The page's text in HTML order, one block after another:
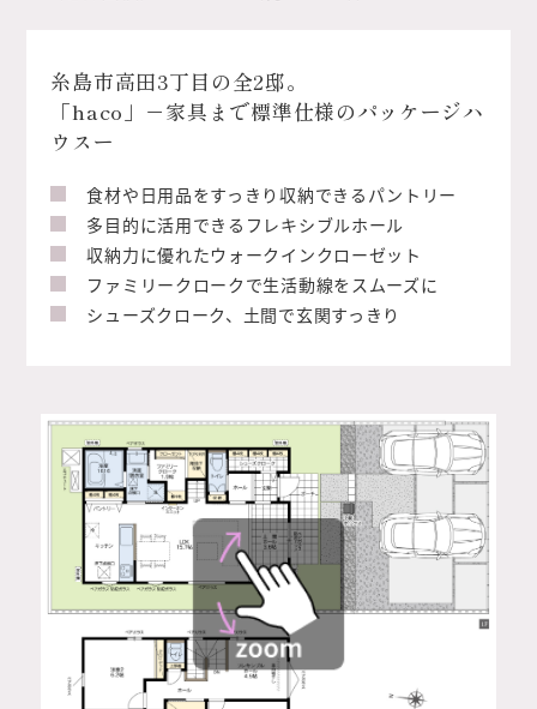
糸島市高田3丁目の全2邸。
「haco」－家具まで標準仕様のパッケージハ
ウスー
食材や日用品をすっきり収納できるパントリー
多目的に活用できるフレキシブルホール
収納力に優れたウォークインクローゼット
ファミリークロークで生活動線をスムーズに
シューズクローク、土間で玄関すっきり